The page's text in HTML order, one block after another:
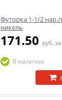
Футорка 1-1/2 нар./
никель
171.50 руб.
В наличии